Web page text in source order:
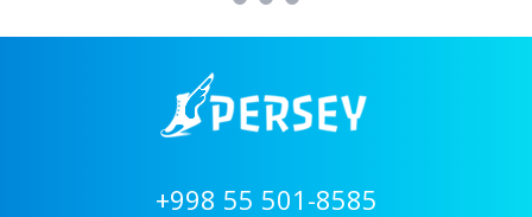
+998 55 501-8585